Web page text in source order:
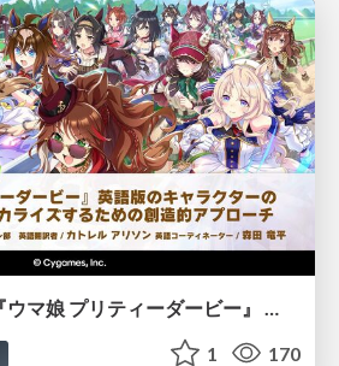
1 170